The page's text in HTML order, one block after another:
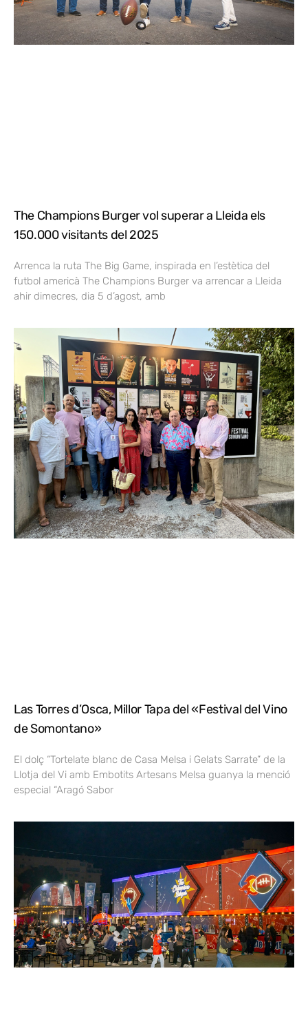
The Champions Burger vol superar a Lleida els
150.000 visitants del 2025
Arrenca la ruta The Big Game, inspirada en l’estètica del
futbol americà The Champions Burger va arrencar a Lleida
ahir dimecres, dia 5 d’agost, amb
Las Torres d’Osca, Millor Tapa del «Festival del Vino
de Somontano»
El dolç “Tortelate blanc de Casa Melsa i Gelats Sarrate” de la
Llotja del Vi amb Embotits Artesans Melsa guanya la menció
especial “Aragó Sabor